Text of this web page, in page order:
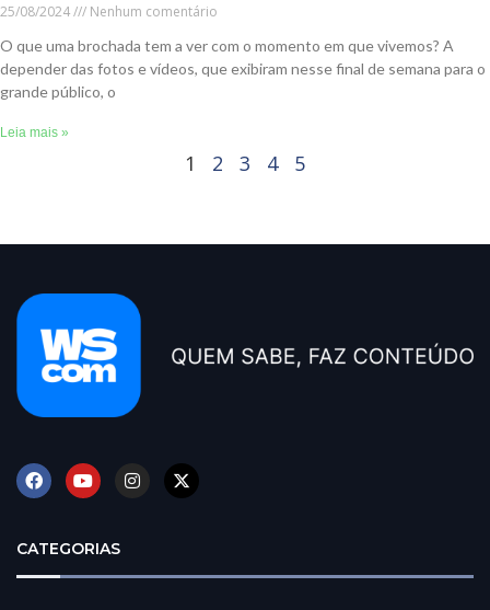
25/08/2024
Nenhum comentário
O que uma brochada tem a ver com o momento em que vivemos? A
depender das fotos e vídeos, que exibiram nesse final de semana para o
grande público, o
Leia mais »
1 2 3 4 5
CATEGORIAS